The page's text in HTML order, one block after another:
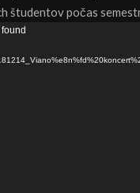
študentov počas